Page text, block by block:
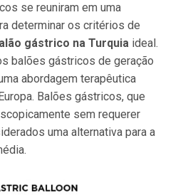
se reuniram em uma
determinar os critérios de
gástrico na Turquiaideal.
balões gástricos de geração
abordagem terapêutica
Balões gástricos, que
sem requerer
uma alternativa para a